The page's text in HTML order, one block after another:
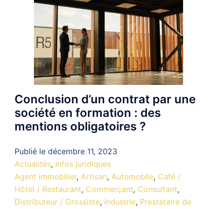
Conclusion d’un contrat par une
société en formation : des
mentions obligatoires ?
Publié le décembre 11, 2023
Actualités, Infos juridiques
Agent immobilier, Artisan, Automobile, Café /
Hôtel / Restaurant, Commerçant, Consultant,
Distributeur / Grossiste, Industrie, Prestataire de